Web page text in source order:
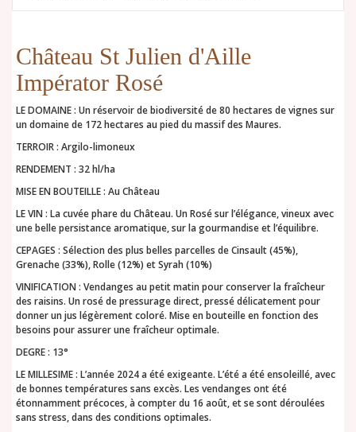
Château St Julien d'Aille
Impérator Rosé
LE DOMAINE : Un réservoir de biodiversité de 80 hectares de vignes sur
un domaine de 172 hectares au pied du massif des Maures.
TERROIR : Argilo-limoneux
RENDEMENT : 32 hl/ha
MISE EN BOUTEILLE : Au Château
LE VIN : La cuvée phare du Château. Un Rosé sur l’élégance, vineux avec
une belle persistance aromatique, sur la gourmandise et l’équilibre.
CEPAGES : Sélection des plus belles parcelles de Cinsault (45%),
Grenache (33%), Rolle (12%) et Syrah (10%)
VINIFICATION : Vendanges au petit matin pour conserver la fraîcheur
des raisins. Un rosé de pressurage direct, pressé délicatement pour
donner un jus légèrement coloré. Mise en bouteille en fonction des
besoins pour assurer une fraîcheur optimale.
DEGRE : 13°
LE MILLESIME : L’année 2024 a été exigeante. L’été a été ensoleillé, avec
de bonnes températures sans excès. Les vendanges ont été
étonnamment précoces, à compter du 16 août, et se sont déroulées
sans stress, dans des conditions optimales.